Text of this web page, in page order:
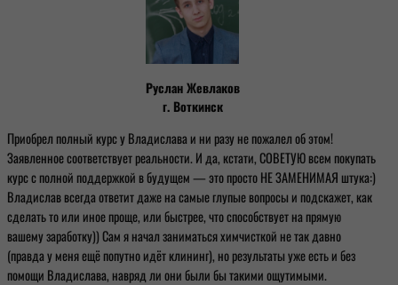
Руслан Жевлаков
г. Воткинск
Приобрел полный курс у Владислава и ни разу не пожалел об этом!
Заявленное соответствует реальности. И да, кстати, СОВЕТУЮ всем покупать
курс с полной поддержкой в будущем — это просто НЕ ЗАМЕНИМАЯ штука:)
Владислав всегда ответит даже на самые глупые вопросы и подскажет, как
сделать то или иное проще, или быстрее, что способствует на прямую
вашему заработку)) Сам я начал заниматься химчисткой не так давно
(правда у меня ещё попутно идёт клининг), но результаты уже есть и без
помощи Владислава, навряд ли они были бы такими ощутимыми.